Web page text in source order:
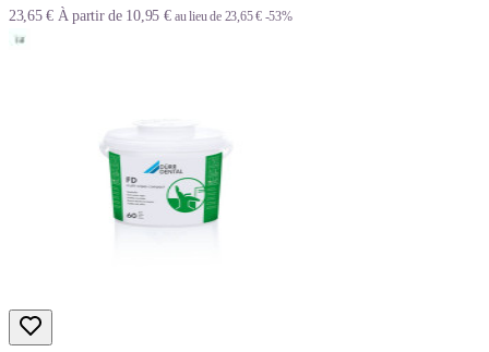
23,65 € À partir de 10,95 € au lieu de 23,65 € -53%